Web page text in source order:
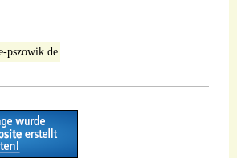
pszowik.de